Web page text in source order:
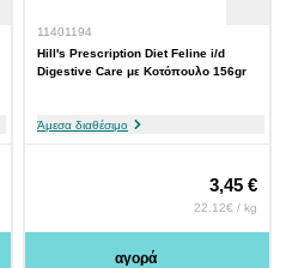
11401194
Hill's Prescription Diet Feline i/d
Digestive Care με Κοτόπουλο 156gr
Άμεσα διαθέσιμο
3,45 €
22.12€ / kg
αγορά